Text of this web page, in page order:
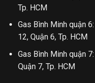
Tp. HCM
Gas Bình Minh quận
12, Quận 6, Tp. HCM
Gas Bình Minh quận
Quận 7, Tp. HCM